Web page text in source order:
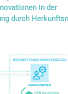
in der
durch